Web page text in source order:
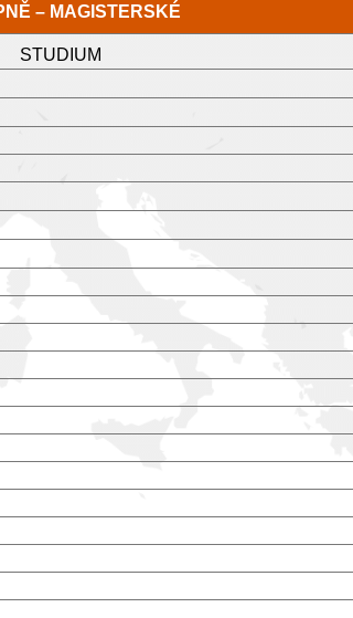
– MAGISTERSKÉ
STUDIUM